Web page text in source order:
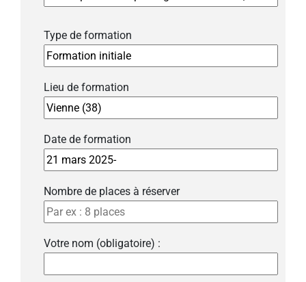
Type de formation
Lieu de formation
Date de formation
Nombre de places à réserver
Votre nom (obligatoire) :